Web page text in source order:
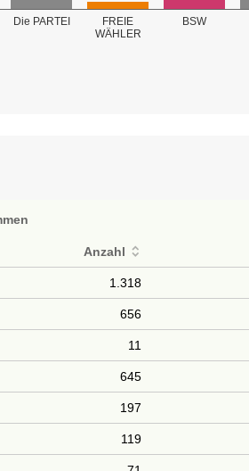
Die PARTEI FREIE
WÄHLER
BSW
Anzahl
1.318
656
11
645
197
119